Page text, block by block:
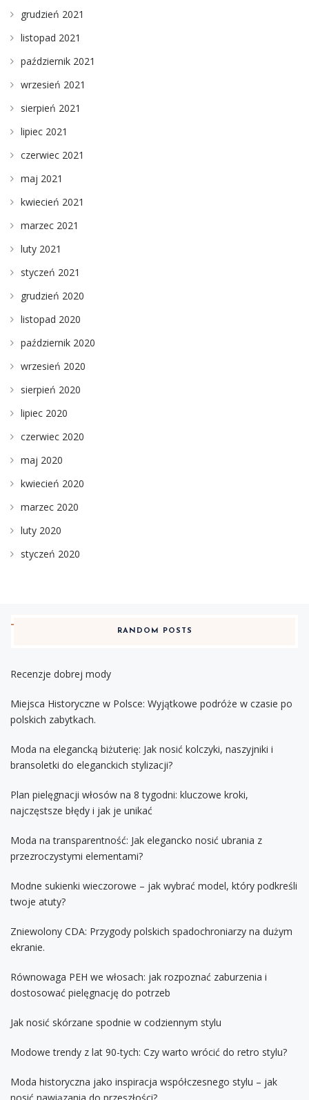
grudzień 2021
listopad 2021
październik 2021
wrzesień 2021
sierpień 2021
lipiec 2021
czerwiec 2021
maj 2021
kwiecień 2021
marzec 2021
luty 2021
styczeń 2021
grudzień 2020
listopad 2020
październik 2020
wrzesień 2020
sierpień 2020
lipiec 2020
czerwiec 2020
maj 2020
kwiecień 2020
marzec 2020
luty 2020
styczeń 2020
RANDOM POSTS
Recenzje dobrej mody
Miejsca Historyczne w Polsce: Wyjątkowe podróże w czasie po
polskich zabytkach.
Moda na elegancką biżuterię: Jak nosić kolczyki, naszyjniki i
bransoletki do eleganckich stylizacji?
Plan pielęgnacji włosów na 8 tygodni: kluczowe kroki,
najczęstsze błędy i jak je unikać
Moda na transparentność: Jak elegancko nosić ubrania z
przezroczystymi elementami?
Modne sukienki wieczorowe – jak wybrać model, który podkreśli
twoje atuty?
Zniewolony CDA: Przygody polskich spadochroniarzy na dużym
ekranie.
Równowaga PEH we włosach: jak rozpoznać zaburzenia i
dostosować pielęgnację do potrzeb
Jak nosić skórzane spodnie w codziennym stylu
Modowe trendy z lat 90-tych: Czy warto wrócić do retro stylu?
Moda historyczna jako inspiracja współczesnego stylu – jak
nosić nawiązania do przeszłości?